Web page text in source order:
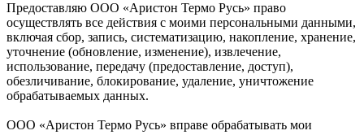
Предоставляю ООО «Аристон Термо Русь» право
осуществлять все действия с моими персональными данными,
включая сбор, запись, систематизацию, накопление, хранение,
уточнение (обновление, изменение), извлечение,
использование, передачу (предоставление, доступ),
обезличивание, блокирование, удаление, уничтожение
обрабатываемых данных.
ООО «Аристон Термо Русь» вправе обрабатывать мои